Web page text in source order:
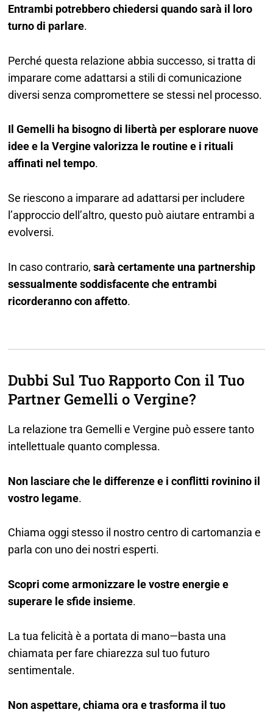
Entrambi potrebbero chiedersi quando sarà il loro
turno di parlare.
Perché questa relazione abbia successo, si tratta di
imparare come adattarsi a stili di comunicazione
diversi senza compromettere se stessi nel processo.
Il Gemelli ha bisogno di libertà per esplorare nuove
idee e la Vergine valorizza le routine e i rituali
affinati nel tempo.
Se riescono a imparare ad adattarsi per includere
l’approccio dell’altro, questo può aiutare entrambi a
evolversi.
In caso contrario,sarà certamente una partnership
sessualmente soddisfacente che entrambi
ricorderanno con affetto.
Dubbi Sul Tuo Rapporto Con il Tuo
Partner Gemelli o Vergine?
La relazione tra Gemelli e Vergine può essere tanto
intellettuale quanto complessa.
Non lasciare che le differenze e i conflitti rovinino il
vostro legame.
Chiama oggi stesso il nostro centro di cartomanzia e
parla con uno dei nostri esperti.
Scopri come armonizzare le vostre energie e
superare le sfide insieme.
La tua felicità è a portata di mano—basta una
chiamata per fare chiarezza sul tuo futuro
sentimentale.
Non aspettare, chiama ora e trasforma il tuo